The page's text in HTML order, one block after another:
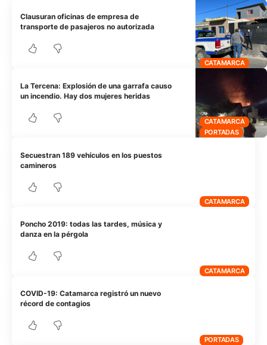
CATAMARCA
Clausuran oficinas de empresa de
transporte de pasajeros no autorizada
CATAMARCA
PORTADAS
La Tercena: Explosión de una garrafa causo
un incendio. Hay dos mujeres heridas
CATAMARCA
Secuestran 189 vehículos en los puestos
camineros
CATAMARCA
Poncho 2019: todas las tardes, música y
danza en la pérgola
PORTADAS
COVID-19: Catamarca registró un nuevo
récord de contagios